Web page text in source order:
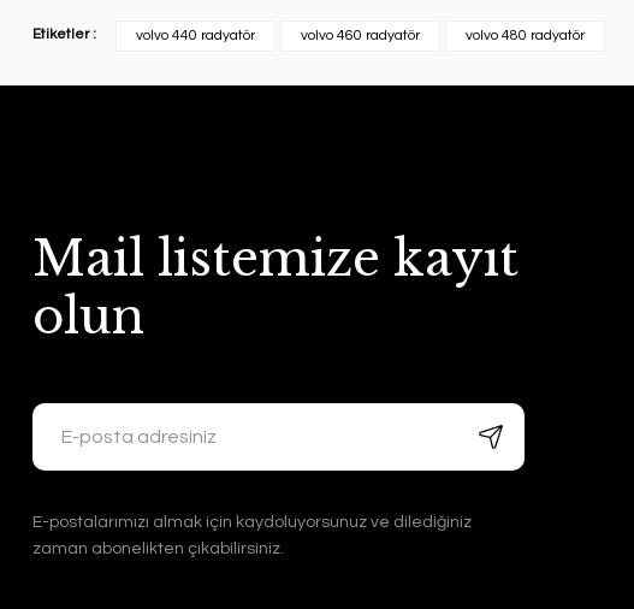
Etiketler : volvo 440 radyatör volvo 460 radyatör volvo 480 radyatör
Mail listemize kayıt
olun
E-postalarımızı almak için kaydoluyorsunuz ve dilediğiniz
zaman abonelikten çıkabilirsiniz.